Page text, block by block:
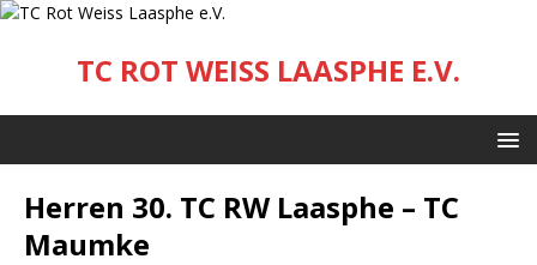
TC ROT WEISS LAASPHE E.V.
Herren 30. TC RW Laasphe – TC
Maumke